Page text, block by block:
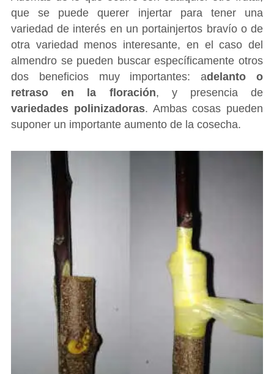
que se puede querer injertar para tener una
variedad de interés en un portainjertos bravío o de
otra variedad menos interesante, en el caso del
almendro se pueden buscar específicamente otros
dos beneficios muy importantes: adelanto o
retraso en la floración, y presencia de
variedades polinizadoras. Ambas cosas pueden
suponer un importante aumento de la cosecha.